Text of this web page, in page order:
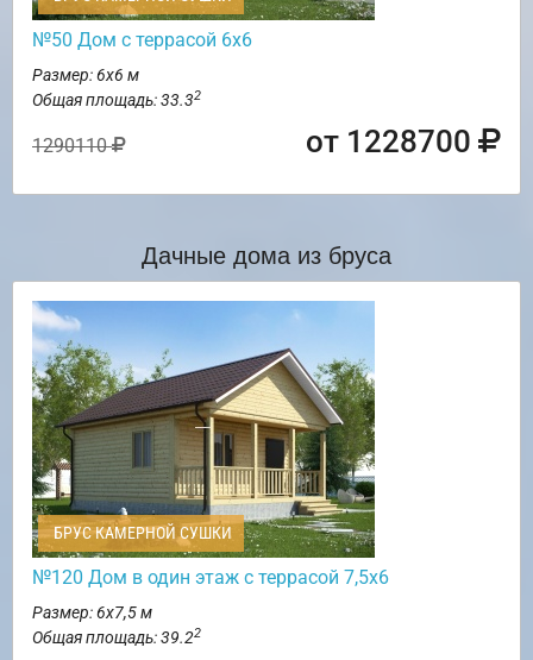
№50 Дом с террасой 6х6
Размер: 6х6 м
Общая площадь: 33.32
1290110 от 1228700
Дачные дома из бруса
БРУС КАМЕРНОЙ СУШКИ
№120 Дом в один этаж с террасой 7,5х6
Размер: 6х7,5 м
Общая площадь: 39.22